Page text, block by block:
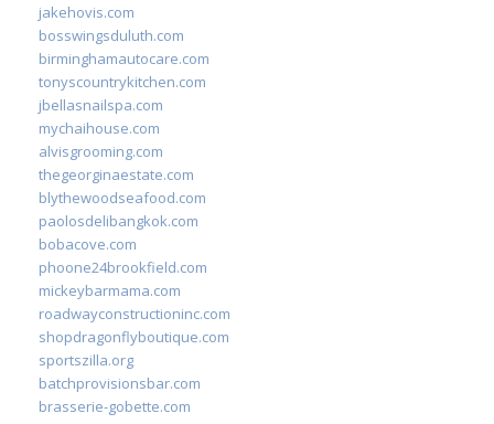
jakehovis.com
bosswingsduluth.com
birminghamautocare.com
tonyscountrykitchen.com
jbellasnailspa.com
mychaihouse.com
alvisgrooming.com
thegeorginaestate.com
blythewoodseafood.com
paolosdelibangkok.com
bobacove.com
phoone24brookfield.com
mickeybarmama.com
roadwayconstructioninc.com
shopdragonflyboutique.com
sportszilla.org
batchprovisionsbar.com
brasserie-gobette.com